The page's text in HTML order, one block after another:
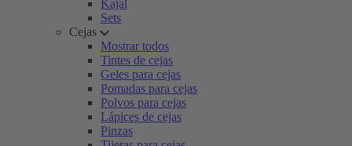
Kajal
Sets
Cejas
Mostrar todos
Tintes de cejas
Geles para cejas
Pomadas para cejas
Polvos para cejas
Lápices de cejas
Pinzas